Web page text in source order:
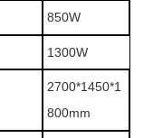
850W
1300W
2700*1450*1
800mm